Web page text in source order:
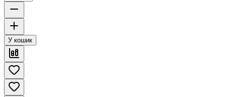
У кошик